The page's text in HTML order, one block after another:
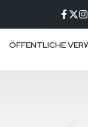
ÖFFENTLICHE